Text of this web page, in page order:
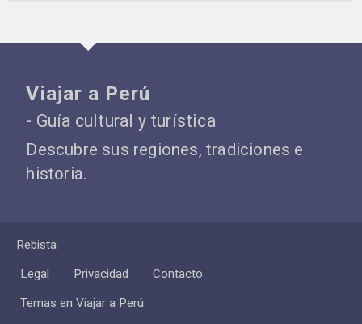
Viajar a Perú
- Guía cultural y turística
Descubre sus regiones, tradiciones e
historia.
Rebista
Legal
Privacidad
Contacto
Temas en Viajar a Perú